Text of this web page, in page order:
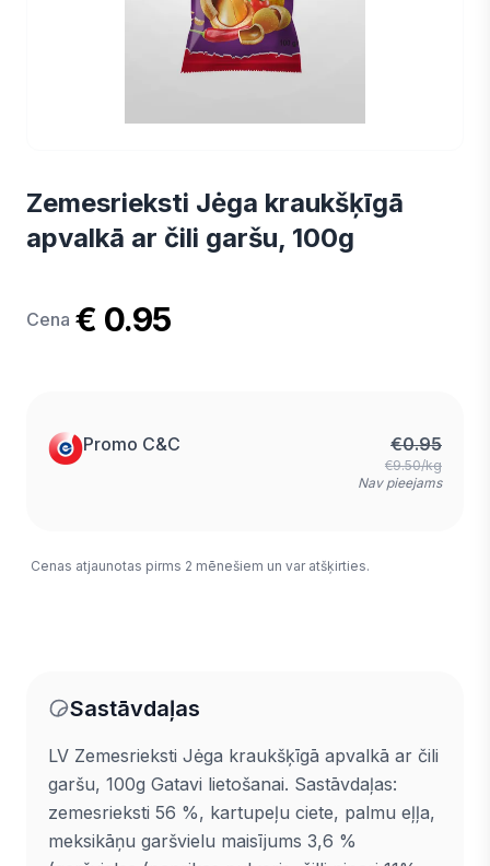
Zemesrieksti Jėga kraukšķīgā
apvalkā ar čili garšu, 100g
Cena € 0.95
Promo C&C €0.95
€9.50/kg
Nav pieejams
Cenas atjaunotas pirms 2 mēnešiem un var atšķirties.
Sastāvdaļas
LV Zemesrieksti Jėga kraukšķīgā apvalkā ar čili
garšu, 100g Gatavi lietošanai. Sastāvdaļas:
zemesrieksti 56 %, kartupeļu ciete, palmu eļļa,
meksikāņu garšvielu maisījums 3,6 %